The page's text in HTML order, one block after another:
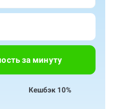
за минуту
Кешбэк 10%